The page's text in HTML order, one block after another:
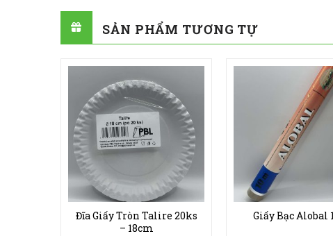
SẢN PHẨM TƯƠNG TỰ
Đĩa Giấy Tròn Talire 20ks
– 18cm
Giấy Bạc Alobal